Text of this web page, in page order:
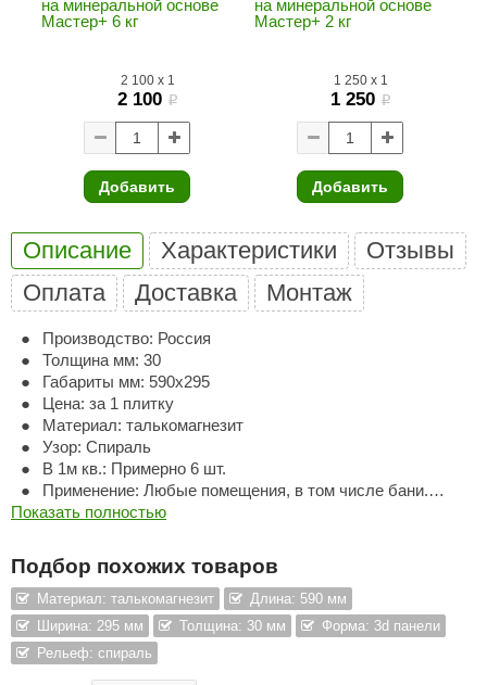
ELEMENTS
на минеральной основе
Мастер+ 6 кг
2 100 x 1
2 100 i
Добавить
на минеральной основе
Мастер+ 2 кг
1 250 x 1
1 250 i
Добавить
Описание Характеристики
Отзывы
Оплата
Доставка Монтаж
Производство: Россия
Толщина мм: 30
Габариты мм: 590х295
Цена: за 1 плитку
Материал: талькомагнезит
Узор: Спираль
В 1м кв.: Примерно 6 шт.
Применение: Любые помещения, в том числе бани.
Декор и отделка.
Показать полностью
Подбор похожих товаров
Материал: талькомагнезит
Длина: 590 мм
Ширина: 295 мм
Толщина: 30 мм
Форма: 3d панели
Рельеф: спираль